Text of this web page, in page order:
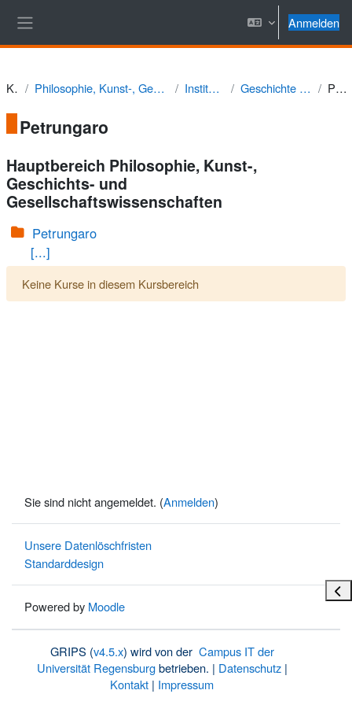
Anmelden
Kurse Philosophie, Kunst-, Geschichts- und Gesellschaftswissenschaften Institut für Geschichte Geschichte Südost- und Osteuropas Petrungaro
Petrungaro
Hauptbereich Philosophie, Kunst-,
Geschichts- und
Gesellschaftswissenschaften
Petrungaro
[...]
Keine Kurse in diesem Kursbereich
Sie sind nicht angemeldet. (Anmelden)
Unsere Datenlöschfristen
Standarddesign
Powered by Moodle
GRIPS (v4.5.x) wird von der Campus IT der
Universität Regensburgbetrieben. | Datenschutz|
Kontakt | Impressum